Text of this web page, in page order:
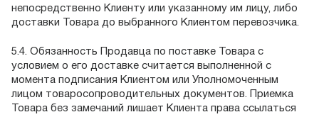
непосредственно Клиенту или указанному им лицу, либо
доставки Товара до выбранного Клиентом перевозчика.
5.4. Обязанность Продавца по поставке Товара с
условием о его доставке считается выполненной с
момента подписания Клиентом или Уполномоченным
лицом товаросопроводительных документов. Приемка
Товара без замечаний лишает Клиента права ссылаться